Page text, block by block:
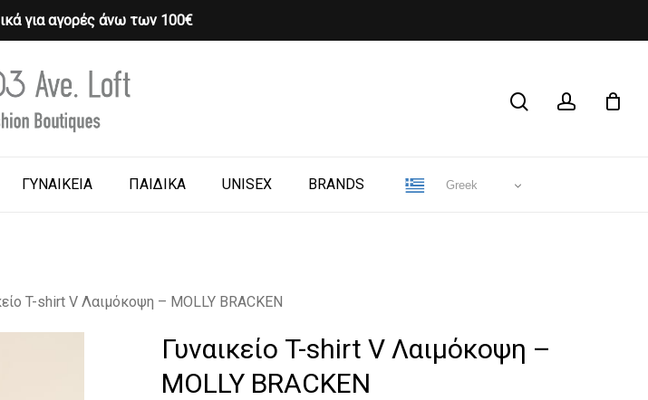
για αγορές άνω των 100€
ΓΥΝΑΙΚΕΙΑ ΠΑΙΔΙΚΑ UNISEX BRANDS Greek
Cart CLOSE
T-shirt V Λαιμόκοψη – MOLLY BRACKEN
Γυναικείο T-shirt V Λαιμόκοψη –
MOLLY BRACKEN